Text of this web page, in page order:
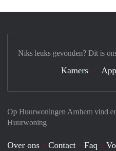
Op Huurwoningen Arnhem vind
Huurwoning
Over ons Contact Faq
Niks leuks gevonden? Dit is
Kamers